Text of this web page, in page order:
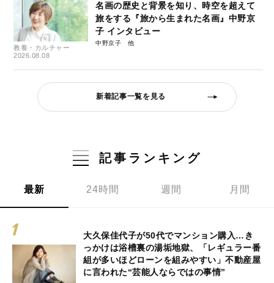
教養・カルチャー
2026.08.08
名画の歴史と背景を知り、時空を超えて
旅をする『旅から生まれた名画』中野京
子 インタビュー
中野京子
新着記事一覧を見る
記事ランキング
最新 24時間 週間 月間
大久保佳代子が50代でマンション購入…き
っかけは浴槽裏の湯垢地獄、「レギュラー番
組が多いほどローンを組みやすい」不動産屋
に言われた“芸能人ならではの事情”